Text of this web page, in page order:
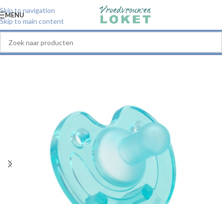
Skip to navigation
Skip to main content
MENU